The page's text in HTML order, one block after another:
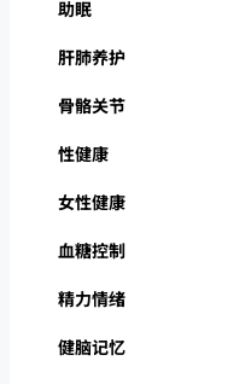
助眠
肝肺养护
骨骼关节
性健康
女性健康
血糖控制
精力情绪
健脑记忆